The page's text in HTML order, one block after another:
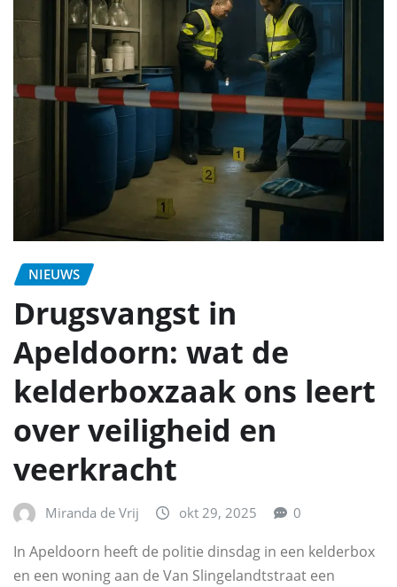
NIEUWS
Drugsvangst in
Apeldoorn: wat de
kelderboxzaak ons leert
over veiligheid en
veerkracht
Miranda de Vrij okt 29, 2025 0
In Apeldoorn heeft de politie dinsdag in een kelderbox
en een woning aan de Van Slingelandtstraat een